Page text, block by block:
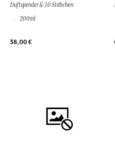
Duftspender & 10 Stäbchen
200ml
38,00 €